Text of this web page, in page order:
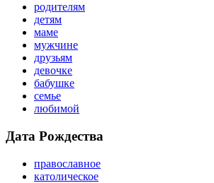
родителям
детям
маме
мужчине
друзьям
девочке
бабушке
семье
любимой
Дата Рождества
православное
католическое